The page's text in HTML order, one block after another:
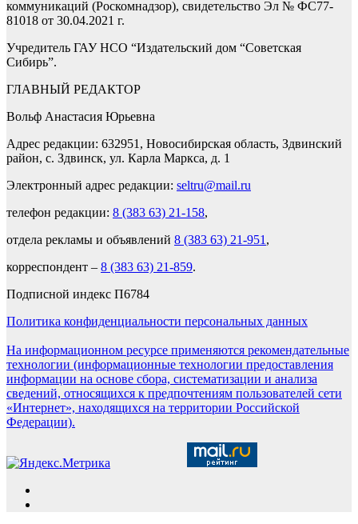
коммуникаций (Роскомнадзор), свидетельство Эл № ФС77-
81018 от 30.04.2021 г.
Учредитель ГАУ НСО “Издательский дом “Советская
Сибирь”.
ГЛАВНЫЙ РЕДАКТОР
Вольф Анастасия Юрьевна
Адрес редакции: 632951, Новосибирская область, Здвинский
район, с. Здвинск, ул. Карла Маркса, д. 1
Электронный адрес редакции: seltru@mail.ru
телефон редакции: 8 (383 63) 21-158,
отдела рекламы и объявлений 8 (383 63) 21-951 ,
корреспондент – 8 (383 63) 21-859.
Подписной индекс П6784
Политика конфиденциальности персональных данных
На информационном ресурсе применяются рекомендательные
технологии (информационные технологии предоставления
информации на основе сбора, систематизации и анализа
сведений, относящихся к предпочтениям пользователей сети
«Интернет», находящихся на территории Российской
Федерации).